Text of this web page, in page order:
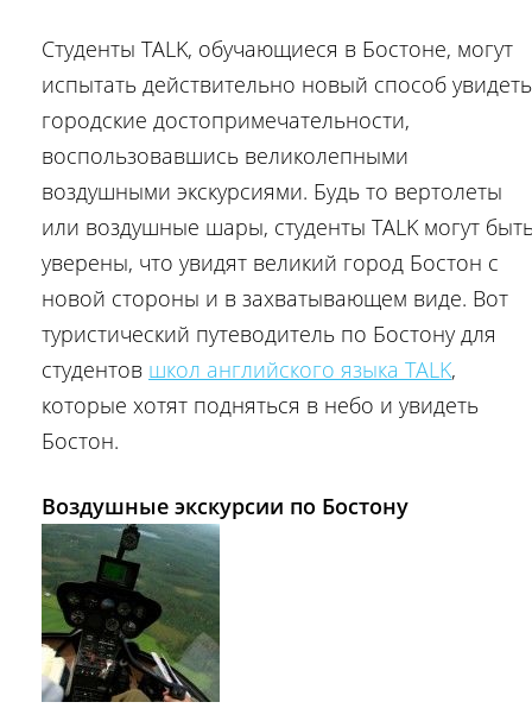
Студенты TALK, обучающиеся в Бостоне, могут
испытать действительно новый способ увидеть
городские достопримечательности,
воспользовавшись великолепными
воздушными экскурсиями. Будь то вертолеты
или воздушные шары, студенты TALK могут
уверены, что увидят великий город Бостон с
новой стороны и в захватывающем виде. Вот
туристический путеводитель по Бостону для
студентов школ английского языка TALK,
которые хотят подняться в небо и увидеть
Бостон.
Воздушные экскурсии по Бостону